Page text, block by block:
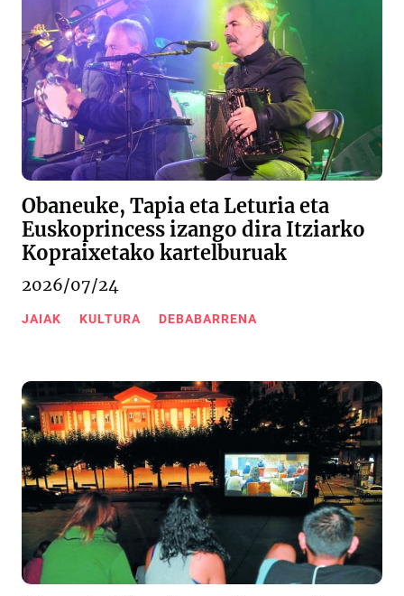
Obaneuke, Tapia eta Leturia eta
Euskoprincess izango dira Itziarko
Kopraixetako kartelburuak
2026/07/24
JAIAK KULTURA DEBABARRENA